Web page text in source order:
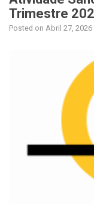
Trimestre
Posted on Abril 27, 2026